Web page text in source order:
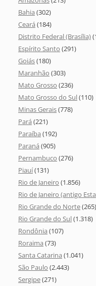
Bahia (302)
Ceará (184)
Distrito Federal (Brasília)
Espírito Santo (291)
Goiás(180)
Maranhão (303)
Mato Grosso (236)
Mato Grosso do Sul(110)
Minas Gerais(778)
Pará (221)
Paraíba (192)
Paraná (905)
Pernambuco (276)
Piauí(131)
Rio de Janeiro (1.856)
Rio de Janeiro (antigo
Rio Grande do Norte(265)
Rio Grande do Sul(1.318)
Rondônia (107)
Roraima (73)
Santa Catarina (1.041)
São Paulo (2.443)
Sergipe(271)